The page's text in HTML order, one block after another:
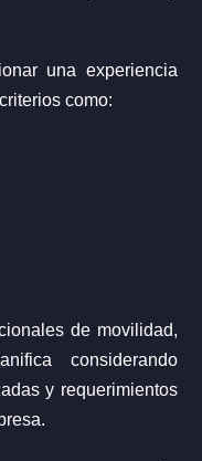
una experiencia
como:
de movilidad,
considerando
y requerimientos